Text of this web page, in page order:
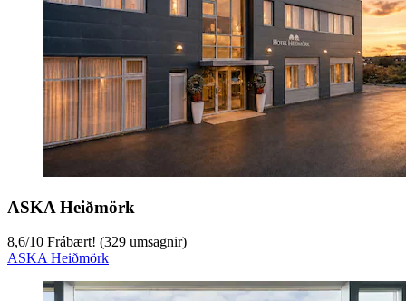
ASKA Heiðmörk
8,6/10 Frábært! (329 umsagnir)
ASKA Heiðmörk